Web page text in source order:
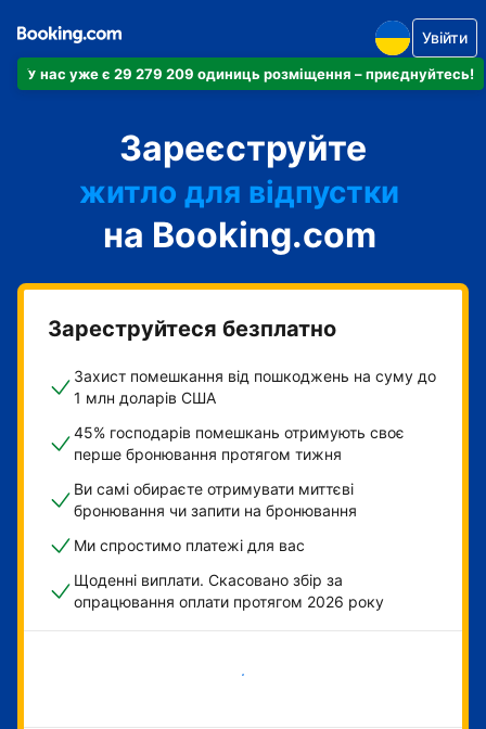
У нас уже є 29 279 209 одиниць розміщення – приєднуйтесь!
Увійти
Зареєструйте
готель
житло для відпустки
гостьовий будинок
готель типу "ліжко і
сніданок"
на Booking.com
Зареструйтеся безплатно
Захист помешкання від пошкоджень на суму до
1 млн доларів США
45% господарів помешкань отримують своє
перше бронювання протягом тижня
Ви самі обираєте отримувати миттєві
бронювання чи запити на бронювання
Ми спростимо платежі для вас
Щоденні виплати. Скасовано збір за
опрацювання оплати протягом 2026 року
Розпочати зараз